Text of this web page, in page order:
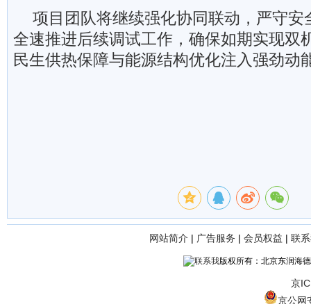
项目团队将继续强化协同联动，严守安
全速推进后续调试工作，确保如期实现双
民生供热保障与能源结构优化注入强劲动
网站简介 | 广告服务 | 会员权益 | 联
版权所有：北京东润海
京
京公网